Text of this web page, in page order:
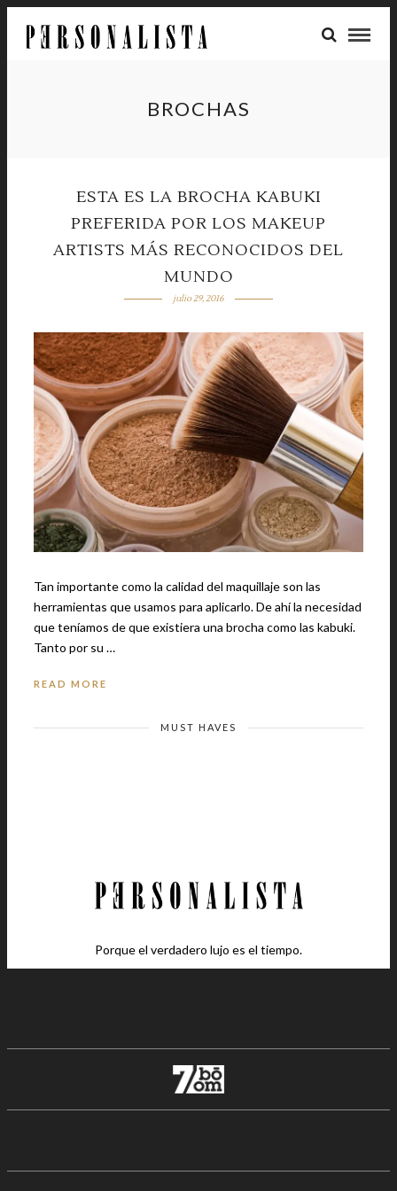
BROCHAS
ESTA ES LA BROCHA KABUKI
PREFERIDA POR LOS MAKEUP
ARTISTS MÁS RECONOCIDOS DEL
MUNDO
julio 29, 2016
Tan importante como la calidad del maquillaje son las
herramientas que usamos para aplicarlo. De ahí la necesidad
que teníamos de que existiera una brocha como las kabuki.
Tanto por su …
READ MORE
MUST HAVES
Porque el verdadero lujo es el tiempo.